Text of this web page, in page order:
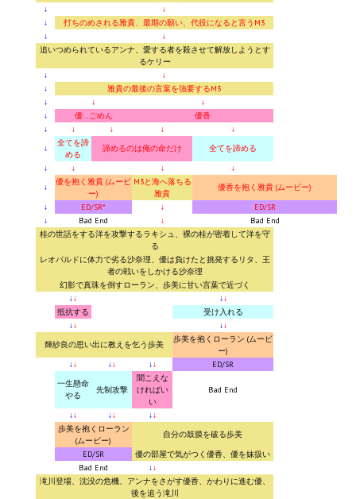
↓
↓
↓
打ちのめされる雅貴、最期の願い、代役になると言うM3
↓
↓
追いつめられているアンナ、愛する者を殺させて解放しようとす
るケリー
↓
↓
↓
雅貴の最後の言葉を強要するM3
↓
↓
↓
↓
優…ごめん
優香
↓
↓ ↓ ↓
↓
↓
全てを諦
める
諦めるのは俺の命だけ
全てを諦める
↓
↓ ↓
↓
↓
優を抱く雅貴 (ムービ
ー)
M3と海へ落ちる
雅貴
優香を抱く雅貴 (ムービー)
↓
ED/SR* ↓
ED/SR
↓
Bad End ↓
Bad End
桂の世話をする洋を攻撃するラキシュ、裸の桂が密着して洋を守
る
レオパルドに体力で劣る沙奈理、優は負けたと挑発するリタ、王
者の戦いをしかける沙奈理
幻影で真珠を倒すローラン、歩美に甘い言葉で近づく
↓↓ ↓↓
抵抗する
受け入れる
↓↓ ↓↓
輝紗良の思い出に教えを乞う歩美
歩美を抱くローラン (ムービ
ー)
↓↓ ↓↓ ↓↓
ED/SR
一生懸命
やる
先制攻撃
聞こえな
ければい
い
Bad End
↓↓ ↓↓ ↓↓
歩美を抱くローラン
(ムービー)
自分の鼓膜を破る歩美
ED/SR
優の部屋で気がつく優香、優を妹扱い
Bad End
↓↓
滝川登場、沈没の危機、アンナをさがす優香、かわりに進む優、
後を追う滝川